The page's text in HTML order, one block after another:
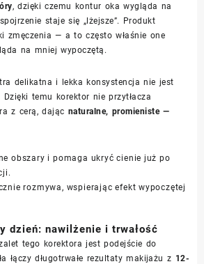
, dzięki czemu kontur oka wygląda na
staje się „lżejsze”. Produkt
zmęczenia — a to często właśnie one
na mniej wypoczętą.
delikatna i lekka konsystencja nie jest
temu korektor nie przytłacza
z cerą, dając naturalne, promieniste —
obszary i pomaga ukryć cienie już po
rozmywa, wspierając efekt wypoczętej
dzień: nawilżenie i trwałość
tego korektora jest podejście do
łączy długotrwałe rezultaty makijażu z 12-